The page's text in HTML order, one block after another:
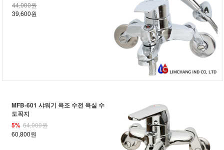
44,000원
39,600원
MFB-601 샤워기 욕조 수전 욕실 수
도꼭지
5% 64,000원
60,800원